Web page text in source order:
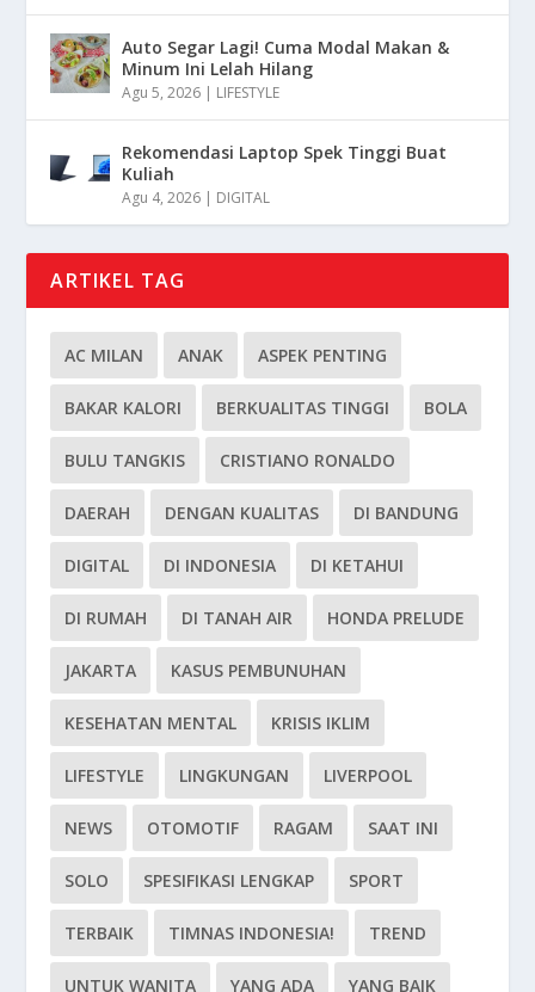
Auto Segar Lagi! Cuma Modal Makan &
Minum Ini Lelah Hilang
Agu 5, 2026 LIFESTYLE
Rekomendasi Laptop Spek Tinggi Buat
Kuliah
Agu 4, 2026 DIGITAL
ARTIKEL TAG
AC MILAN ANAK ASPEK PENTING
BAKAR KALORI BERKUALITAS TINGGI BOLA
BULU TANGKIS CRISTIANO RONALDO
DAERAH DENGAN KUALITAS DI BANDUNG
DIGITAL DI INDONESIA DI KETAHUI
DI RUMAH DI TANAH AIR HONDA PRELUDE
JAKARTA KASUS PEMBUNUHAN
KESEHATAN MENTAL KRISIS IKLIM
LIFESTYLE LINGKUNGAN LIVERPOOL
NEWS OTOMOTIF RAGAM SAAT INI
SOLO SPESIFIKASI LENGKAP SPORT
TERBAIK TIMNAS INDONESIA! TREND
UNTUK WANITA YANG ADA YANG BAIK